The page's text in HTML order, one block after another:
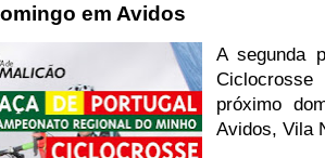
em Avidos
A segunda
próximo
Avidos, Vila